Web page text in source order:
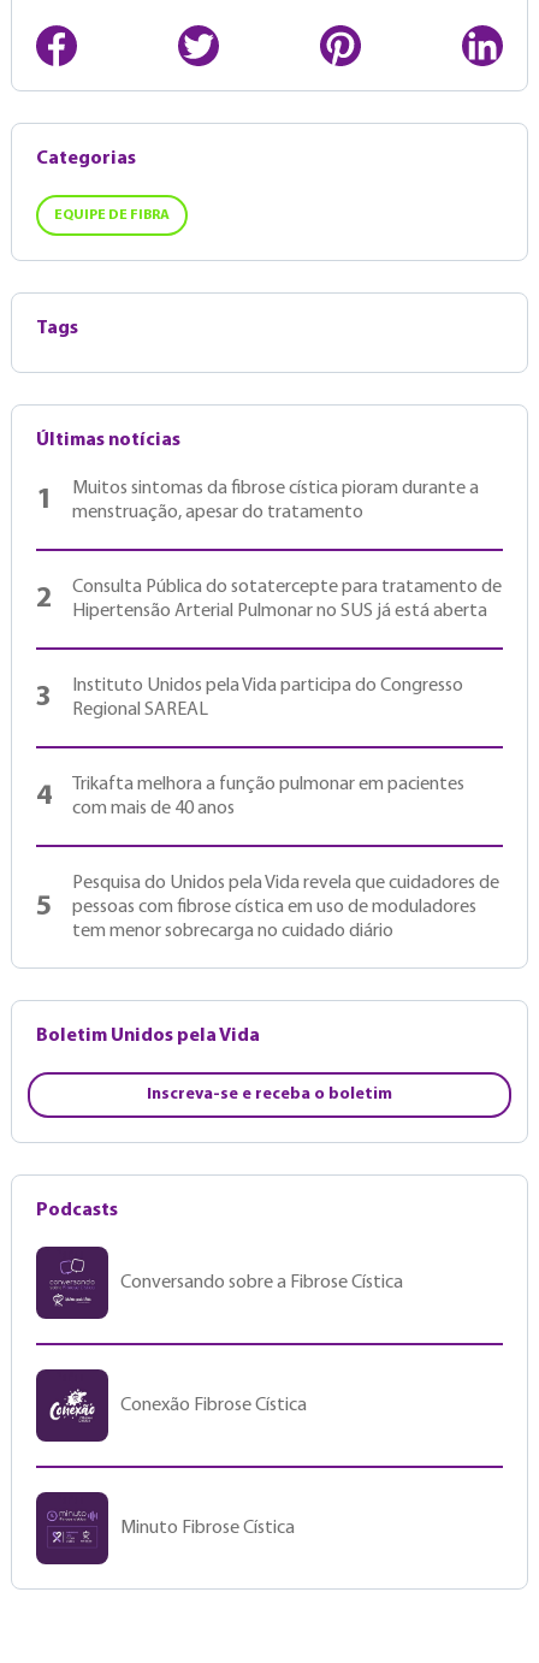
Categorias
EQUIPE DE FIBRA
Tags
Últimas notícias
1
Muitos sintomas da fibrose cística pioram durante a
menstruação, apesar do tratamento
2
Consulta Pública do sotatercepte para tratamento de
Hipertensão Arterial Pulmonar no SUS já está aberta
3
Instituto Unidos pela Vida participa do Congresso
Regional SAREAL
4
Trikafta melhora a função pulmonar em pacientes
com mais de 40 anos
5
Pesquisa do Unidos pela Vida revela que cuidadores de
pessoas com fibrose cística em uso de moduladores
tem menor sobrecarga no cuidado diário
Boletim Unidos pela Vida
Inscreva-se e receba o boletim
Podcasts
Conversando sobre a Fibrose Cística
Conexão Fibrose Cística
Minuto Fibrose Cística